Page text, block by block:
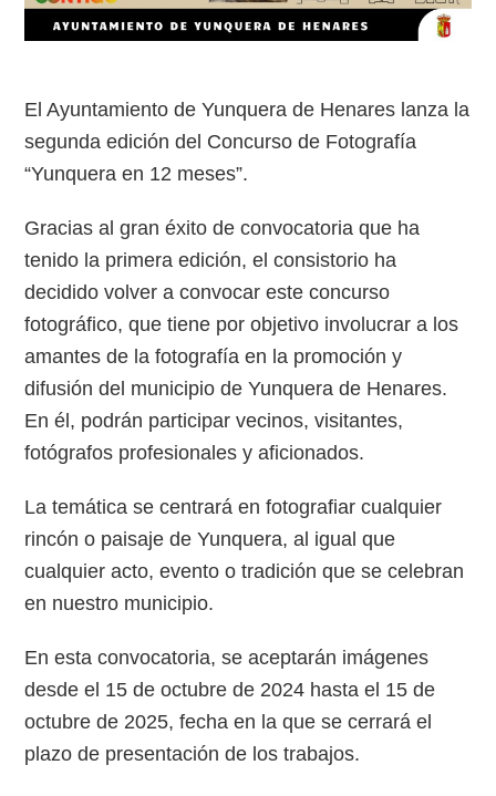
El Ayuntamiento de Yunquera de Henares lanza la
segunda edición del Concurso de Fotografía
“Yunquera en 12 meses”.
Gracias al gran éxito de convocatoria que ha
tenido la primera edición, el consistorio ha
decidido volver a convocar este concurso
fotográfico, que tiene por objetivo involucrar a los
amantes de la fotografía en la promoción y
difusión del municipio de Yunquera de Henares.
En él, podrán participar vecinos, visitantes,
fotógrafos profesionales y aficionados.
La temática se centrará en fotografiar cualquier
rincón o paisaje de Yunquera, al igual que
cualquier acto, evento o tradición que se celebran
en nuestro municipio.
En esta convocatoria, se aceptarán imágenes
desde el 15 de octubre de 2024 hasta el 15 de
octubre de 2025, fecha en la que se cerrará el
plazo de presentación de los trabajos.